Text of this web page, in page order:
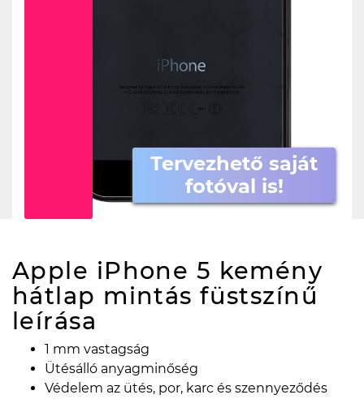
Tervezhető saját
fotóval is!
Apple iPhone 5 kemény
hátlap mintás füstszínű
leírása
1 mm vastagság
Ütésálló anyagminőség
Védelem az ütés, por, karc és szennyeződés